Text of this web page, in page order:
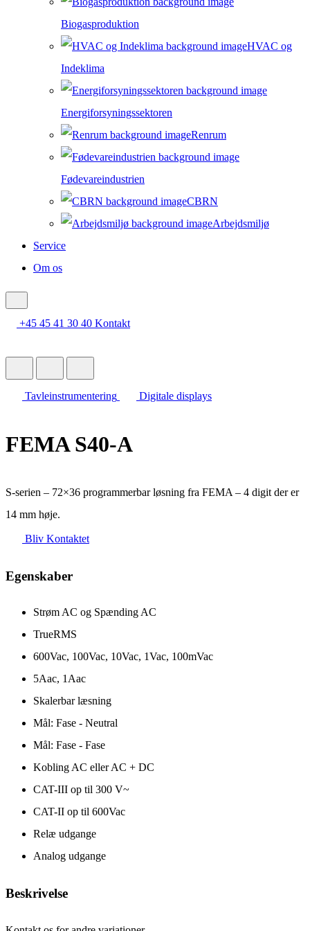
Biogasproduktion
HVAC og
Indeklima
Energiforsyningssektoren
Renrum
Fødevareindustrien
CBRN
Arbejdsmiljø
Service
Om os
+45 45 41 30 40 Kontakt
Tavleinstrumentering Digitale displays
FEMA S40-A
S-serien – 72×36 programmerbar løsning fra FEMA – 4 digit der er
14 mm høje.
Bliv Kontaktet
Egenskaber
Strøm AC og Spænding AC
TrueRMS
600Vac, 100Vac, 10Vac, 1Vac, 100mVac
5Aac, 1Aac
Skalerbar læsning
Mål: Fase - Neutral
Mål: Fase - Fase
Kobling AC eller AC + DC
CAT-III op til 300 V~
CAT-II op til 600Vac
Relæ udgange
Analog udgange
Beskrivelse